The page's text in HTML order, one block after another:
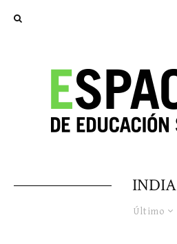
INDIA
Último